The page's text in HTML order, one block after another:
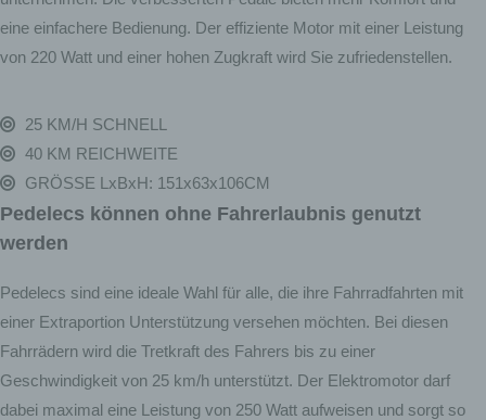
eine einfachere Bedienung. Der effiziente Motor mit einer Leistung
von 220 Watt und einer hohen Zugkraft wird Sie zufriedenstellen.
25 KM/H SCHNELL
40 KM REICHWEITE
GRÖSSE LxBxH: 151x63x106CM
Pedelecs können ohne Fahrerlaubnis genutzt
werden
Pedelecs sind eine ideale Wahl für alle, die ihre Fahrradfahrten mit
einer Extraportion Unterstützung versehen möchten. Bei diesen
Fahrrädern wird die Tretkraft des Fahrers bis zu einer
Geschwindigkeit von 25 km/h unterstützt. Der Elektromotor darf
dabei maximal eine Leistung von 250 Watt aufweisen und sorgt so